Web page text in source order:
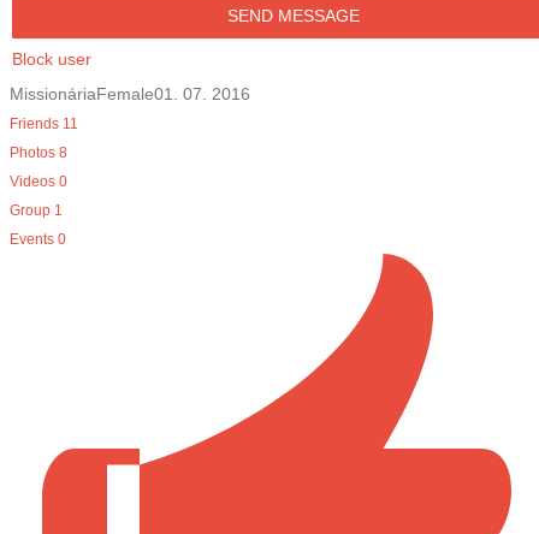
SEND MESSAGE
Block user
MissionáriaFemale01. 07. 2016
Friends 11
Photos 8
Videos 0
Group 1
Events 0